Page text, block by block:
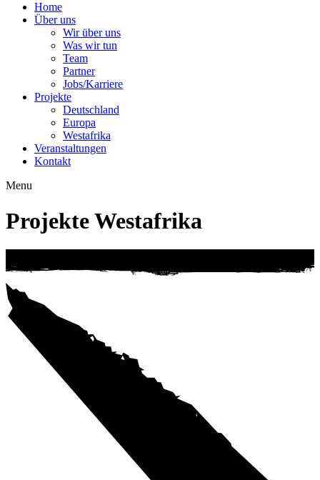
Home
Über uns
Wir über uns
Was wir tun
Team
Partner
Jobs/Karriere
Projekte
Deutschland
Europa
Westafrika
Veranstaltungen
Kontakt
Menu
Projekte Westafrika